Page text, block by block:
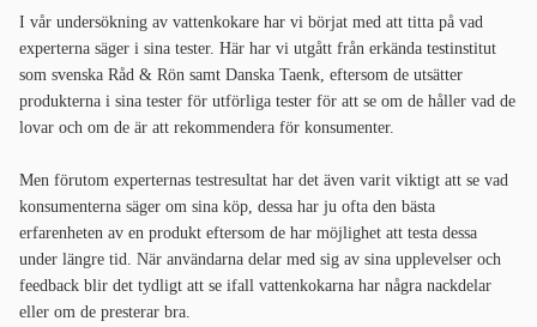
I vår undersökning av vattenkokare har vi börjat med att titta på vad
experterna säger i sina tester. Här har vi utgått från erkända testinstitut
som svenska Råd & Rön samt Danska Taenk, eftersom de utsätter
produkterna i sina tester för utförliga tester för att se om de håller vad de
lovar och om de är att rekommendera för konsumenter.
Men förutom experternas testresultat har det även varit viktigt att se vad
konsumenterna säger om sina köp, dessa har ju ofta den bästa
erfarenheten av en produkt eftersom de har möjlighet att testa dessa
under längre tid. När användarna delar med sig av sina upplevelser och
feedback blir det tydligt att se ifall vattenkokarna har några nackdelar
eller om de presterar bra.